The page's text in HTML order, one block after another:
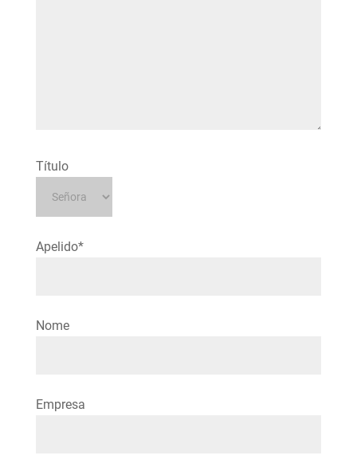
Título
Apelido*
Nome
Empresa